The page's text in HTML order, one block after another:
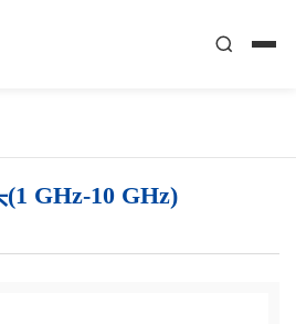
GHz-10 GHz)